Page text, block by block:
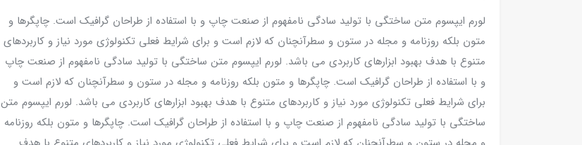
لورم ایپسوم متن ساختگی با تولید سادگی نامفهوم از صنعت چاپ و با استفاده از طراحان گرافیک است. چاپگرها و
متون بلکه روزنامه و مجله در ستون و سطرآنچنان که لازم است و برای شرایط فعلی تکنولوژی مورد نیاز و کاربردهای
متنوع با هدف بهبود ابزارهای کاربردی می باشد. لورم ایپسوم متن ساختگی با تولید سادگی نامفهوم از صنعت چاپ
و با استفاده از طراحان گرافیک است. چاپگرها و متون بلکه روزنامه و مجله در ستون و سطرآنچنان که لازم است و
برای شرایط فعلی تکنولوژی مورد نیاز و کاربردهای متنوع با هدف بهبود ابزارهای کاربردی می باشد. لورم ایپسوم متن
ساختگی با تولید سادگی نامفهوم از صنعت چاپ و با استفاده از طراحان گرافیک است. چاپگرها و متون بلکه روزنامه